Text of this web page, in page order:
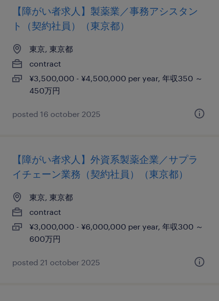
【障がい者求人】製薬業／事務アシスタン
ト（契約社員）（東京都）
東京, 東京都
contract
¥3,500,000 - ¥4,500,000 per year, 年収350 ～
450万円
posted 16 october 2025
【障がい者求人】外資系製薬企業／サプラ
イチェーン業務（契約社員）（東京都）
東京, 東京都
contract
¥3,000,000 - ¥6,000,000 per year, 年収300 ～
600万円
posted 21 october 2025